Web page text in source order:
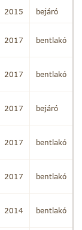
2015 bejáró
2017 bentlakó
2017 bentlakó
2017 bejáró
2017 bentlakó
2017 bentlakó
2014 bentlakó